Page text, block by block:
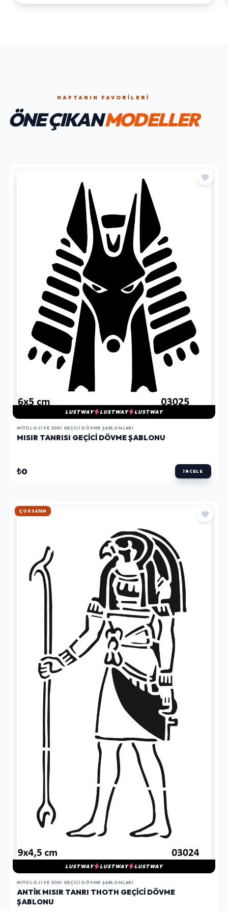
HAFTANIN FAVORILERI
ÖNE ÇIKANMODELLER
LUSTWAY LUSTWAY LUSTWAY
MITOLOJI VE DINI GEÇICI DÖVME ŞABLONLARI
MISIR TANRISI GEÇICI DÖVME ŞABLONU
₺0 İNCELE
HIZLI KARGO
LUSTWAY LUSTWAY LUSTWAY
MITOLOJI VE DINI GEÇICI DÖVME ŞABLONLARI
ANTIK MISIR TANRI THOTH GEÇICI DÖVME
ŞABLONU